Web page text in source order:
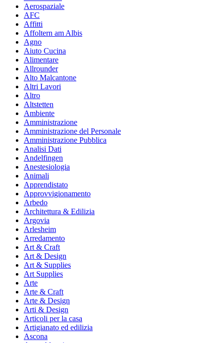
Aerospaziale
AFC
Affitti
Affoltern am Albis
Agno
Aiuto Cucina
Alimentare
Allrounder
Alto Malcantone
Altri Lavori
Altro
Altstetten
Ambiente
Amministrazione
Amministrazione del Personale
Amministrazione Pubblica
Analisi Dati
Andelfingen
Anestesiologia
Animali
Apprendistato
Approvvigionamento
Arbedo
Architettura & Edilizia
Argovia
Arlesheim
Arredamento
Art & Craft
Art & Design
Art & Supplies
Art Supplies
Arte
Arte & Craft
Arte & Design
Arti & Design
Articoli per la casa
Artigianato ed edilizia
Ascona